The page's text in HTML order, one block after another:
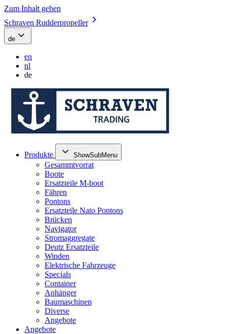
Zum Inhalt gehen
Schraven Rudderpropeller
de
en
nl
de
Produkte ShowSubMenu
Gesammtvorrat
Boote
Ersatzteile M-boot
Fähren
Pontons
Ersatzteile Nato Pontons
Brücken
Navigator
Stromaggregate
Deutz Ersatzteile
Winden
Elektrische Fahrzeuge
Specials
Container
Anhänger
Baumaschinen
Diverse
Angebote
Angebote